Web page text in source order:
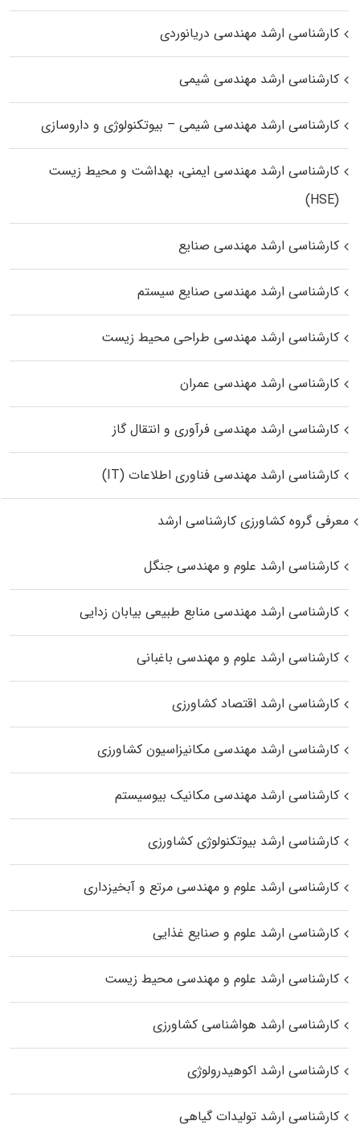
کارشناسی ارشد مهندسی دریانوردی
کارشناسی ارشد مهندسی شیمی
کارشناسی ارشد مهندسی شیمی – بیوتکنولوژی و داروسازی
کارشناسی ارشد مهندسی ایمنی، بهداشت و محیط زیست
(HSE)
کارشناسی ارشد مهندسی صنایع
کارشناسی ارشد مهندسی صنایع سیستم
کارشناسی ارشد مهندسی طراحی محیط زیست
کارشناسی ارشد مهندسی عمران
کارشناسی ارشد مهندسی فرآوری و انتقال گاز
کارشناسی ارشد مهندسی فناوری اطلاعات (IT)
معرفی گروه کشاورزی کارشناسی ارشد
کارشناسی ارشد علوم و مهندسی جنگل
کارشناسی ارشد مهندسی منابع طبیعی بیابان زدایی
کارشناسی ارشد علوم و مهندسی باغبانی
کارشناسی ارشد اقتصاد کشاورزی
کارشناسی ارشد مهندسی مکانیزاسیون کشاورزی
کارشناسی ارشد مهندسی مکانیک بیوسیستم
کارشناسی ارشد بیوتکنولوژی کشاورزی
کارشناسی ارشد علوم و مهندسی مرتع و آبخیزداری
کارشناسی ارشد علوم و صنایع غذایی
کارشناسی ارشد علوم و مهندسی محیط زیست
کارشناسی ارشد هواشناسی کشاورزی
کارشناسی ارشد اکوهیدرولوژی
کارشناسی ارشد تولیدات گیاهی